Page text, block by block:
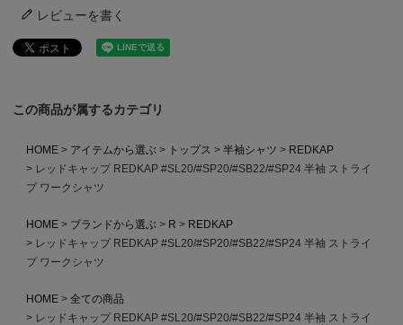
レビューを書く
この商品が属するカテゴリ
HOME アイテムから選ぶ トップス 半袖シャツ
REDKAP
レッドキャップ REDKAP #SL20/#SP20/#SB22/#SP24 半袖 ストライ
プ ワークシャツ
HOME ブランドから選ぶ R
REDKAP
レッドキャップ REDKAP #SL20/#SP20/#SB22/#SP24 半袖 ストライ
プ ワークシャツ
HOME
全ての商品
レッドキャップ REDKAP #SL20/#SP20/#SB22/#SP24 半袖 ストライ